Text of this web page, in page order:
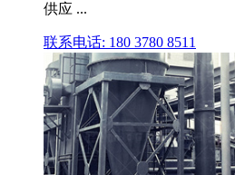
供应 ...
联系电话: 180 3780 8511